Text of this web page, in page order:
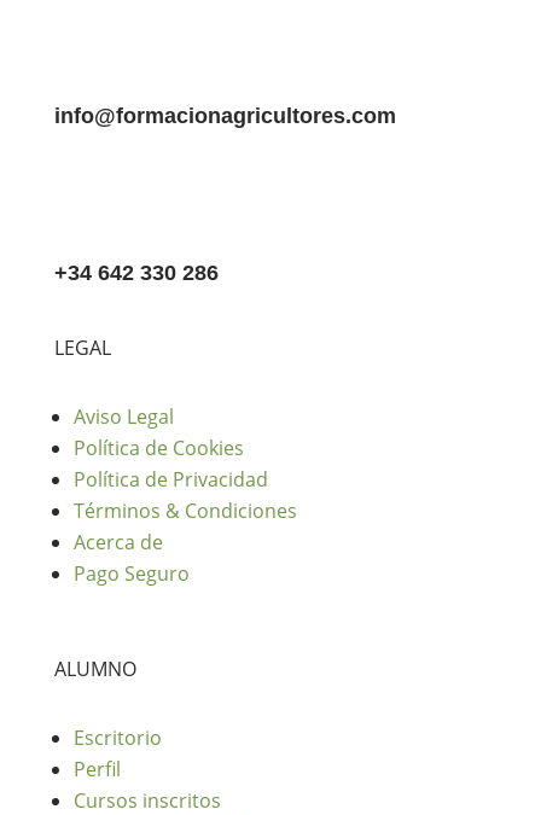
info@formacionagricultores.com
+34 642 330 286
LEGAL
Aviso Legal
Política de Cookies
Política de Privacidad
Términos & Condiciones
Acerca de
Pago Seguro
ALUMNO
Escritorio
Perfil
Cursos inscritos